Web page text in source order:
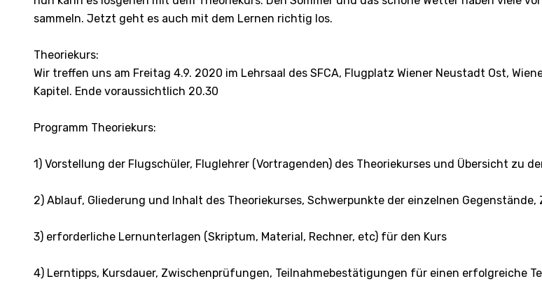
sammeln. Jetzt geht es auch mit dem Lernen richtig los.
Theoriekurs:
Wir treffen uns am Freitag 4.9. 2020 im Lehrsaal des SFCA, Flugplatz Wiener Neustadt Ost,
Kapitel. Ende voraussichtlich 20.30
Programm Theoriekurs:
1) Vorstellung der Flugschüler, Fluglehrer (Vortragenden) des Theoriekurses und Übersicht zu
2) Ablauf, Gliederung und Inhalt des Theoriekurses, Schwerpunkte der einzelnen
3) erforderliche Lernunterlagen (Skriptum, Material, Rechner, etc) für den Kurs
4) Lerntipps, Kursdauer, Zwischenprüfungen, Teilnahmebestätigungen für einen erfolgreiche